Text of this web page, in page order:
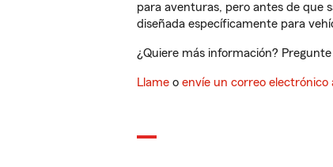
para aventuras, pero antes de que
diseñada específicamente para
¿Quiere más información?
Llame o envíe un correo electrónico